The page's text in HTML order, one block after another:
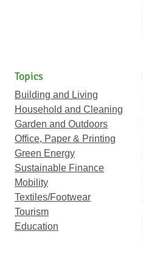
Topics
Building and Living
Household and Cleaning
Garden and Outdoors
Office, Paper & Printing
Green Energy
Sustainable Finance
Mobility
Textiles/Footwear
Tourism
Education